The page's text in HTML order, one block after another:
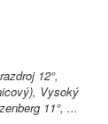
12°,
Vysoký
11°, ...